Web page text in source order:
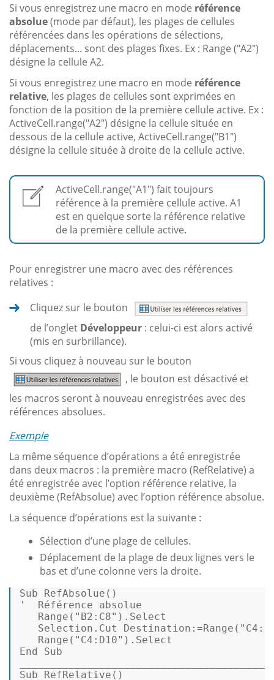
Si vous enregistrez une macro en mode référence
absolue(mode par défaut), les plages de cellules
référencées dans les opérations de sélections,
déplacements... sont des plages fixes. Ex : Range ("A2")
désigne la cellule A2.
Si vous enregistrez une macro en mode référence
relative, les plages de cellules sont exprimées en
fonction de la position de la première cellule active. Ex :
ActiveCell.range("A2") désigne la cellule située en
dessous de la cellule active, ActiveCell.range("B1")
désigne la cellule située à droite de la cellule active.
ActiveCell.range("A1") fait toujours
référence à la première cellule active. A1
est en quelque sorte la référence relative
de la première cellule active.
Pour enregistrer une macro avec des références
relatives :
Cliquez sur le bouton
de l’onglet Développeur : celui-ci est alors activé
(mis en surbrillance).
Si vous cliquez à nouveau sur le bouton
, le bouton est désactivé et
les macros seront à nouveau enregistrées avec des
références absolues.
Exemple
La même séquence d’opérations a été enregistrée
dans deux macros : la première macro (RefRelative) a
été enregistrée avec l’option référence relative, la
deuxième (RefAbsolue) avec l’option référence absolue.
La séquence d’opérations est la suivante :
Sélection d’une plage de cellules.
Déplacement de la plage de deux lignes vers le
bas et d’une colonne vers la droite.
Sub
'  Référence absolue
Range( "B2:C8" ). Select
Selection.Cut Destination:=Range(
Range( "C4:D10" ). Select
End
Sub
Sub